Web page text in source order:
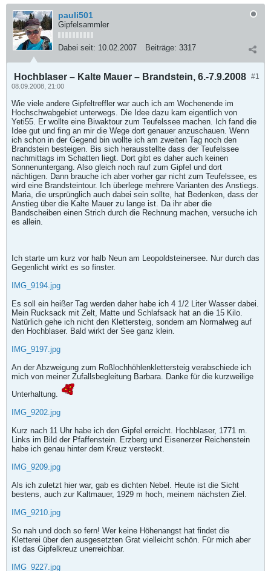
pauli501
Gipfelsammler
Dabei seit: 10.02.2007 Beiträge: 3317
#1
Hochblaser – Kalte Mauer – Brandstein, 6.-7.9.2008
08.09.2008, 21:00
Wie viele andere Gipfeltreffler war auch ich am Wochenende im
Hochschwabgebiet unterwegs. Die Idee dazu kam eigentlich von
Yeti55. Er wollte eine Biwaktour zum Teufelssee machen. Ich fand die
Idee gut und fing an mir die Wege dort genauer anzuschauen. Wenn
ich schon in der Gegend bin wollte ich am zweiten Tag noch den
Brandstein besteigen. Bis sich herausstellte dass der Teufelssee
nachmittags im Schatten liegt. Dort gibt es daher auch keinen
Sonnenuntergang. Also gleich noch rauf zum Gipfel und dort
nächtigen. Dann brauche ich aber vorher gar nicht zum Teufelssee, es
wird eine Brandsteintour. Ich überlege mehrere Varianten des Anstiegs.
Maria, die ursprünglich auch dabei sein sollte, hat Bedenken, dass der
Anstieg über die Kalte Mauer zu lange ist. Da ihr aber die
Bandscheiben einen Strich durch die Rechnung machen, versuche ich
es allein.
Ich starte um kurz vor halb Neun am Leopoldsteinersee. Nur durch das
Gegenlicht wirkt es so finster.
IMG_9194.jpg
Es soll ein heißer Tag werden daher habe ich 4 1/2 Liter Wasser dabei.
Mein Rucksack mit Zelt, Matte und Schlafsack hat an die 15 Kilo.
Natürlich gehe ich nicht den Klettersteig, sondern am Normalweg auf
den Hochblaser. Bald wirkt der See ganz klein.
IMG_9197.jpg
An der Abzweigung zum Roßlochhöhlenklettersteig verabschiede ich
mich von meiner Zufallsbegleitung Barbara. Danke für die kurzweilige
Unterhaltung.
IMG_9202.jpg
Kurz nach 11 Uhr habe ich den Gipfel erreicht. Hochblaser, 1771 m.
Links im Bild der Pfaffenstein. Erzberg und Eisenerzer Reichenstein
habe ich genau hinter dem Kreuz versteckt.
IMG_9209.jpg
Als ich zuletzt hier war, gab es dichten Nebel. Heute ist die Sicht
bestens, auch zur Kaltmauer, 1929 m hoch, meinem nächsten Ziel.
IMG_9210.jpg
So nah und doch so fern! Wer keine Höhenangst hat findet die
Kletterei über den ausgesetzten Grat vielleicht schön. Für mich aber
ist das Gipfelkreuz unerreichbar.
IMG_9227.jpg